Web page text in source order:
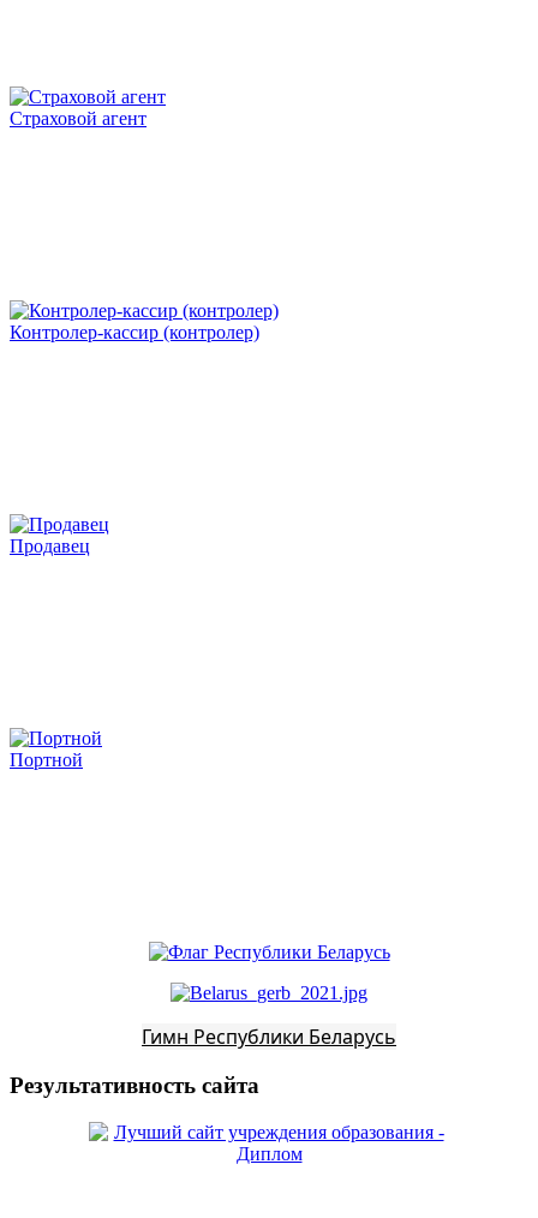
Страховой агент
Контролер-кассир (контролер)
Продавец
Портной
Гимн Республики Беларусь
Результативность сайта